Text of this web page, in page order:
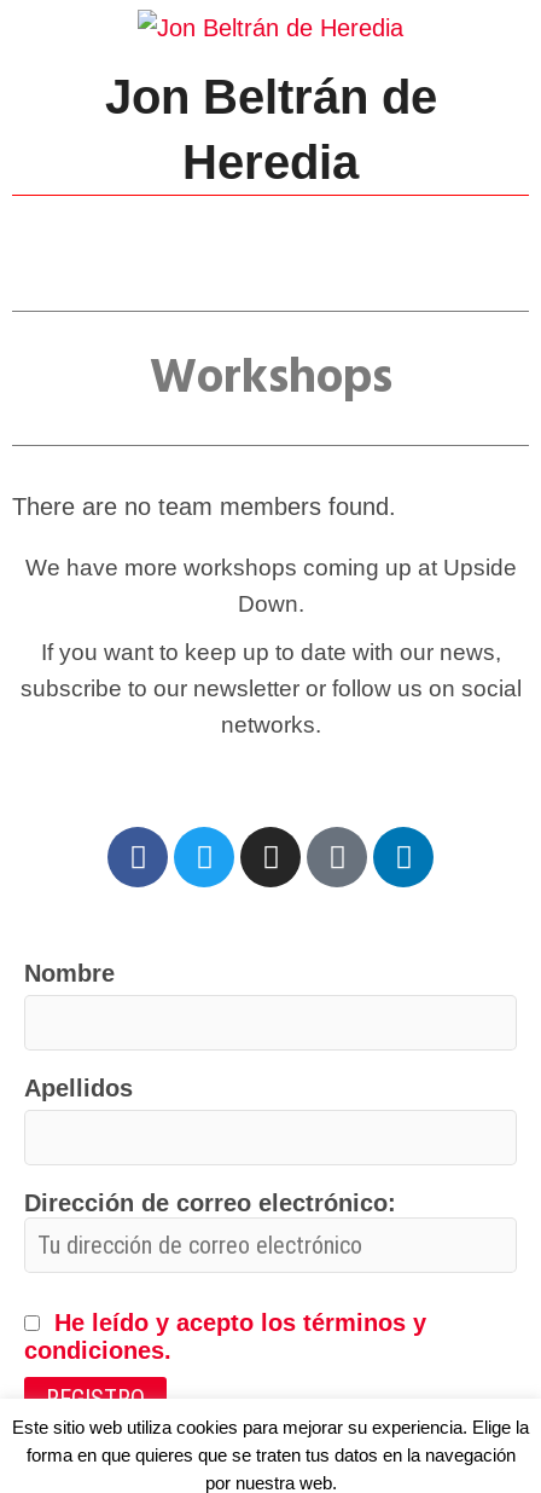
Jon Beltrán de
Heredia
Workshops
There are no team members found.
We have more workshops coming up at Upside
Down.
If you want to keep up to date with our news,
subscribe to our newsletter or follow us on social
networks.
Nombre
Apellidos
Dirección de correo electrónico:
He leído y acepto los términos y
condiciones.
Este sitio web utiliza cookies para mejorar su experiencia. Elige la
forma en que quieres que se traten tus datos en la navegación
por nuestra web.